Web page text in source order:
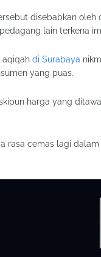
disebabkan
lain terkena
aqiqah di Surabaya
yang puas.
harga yang
rasa cemas lagi